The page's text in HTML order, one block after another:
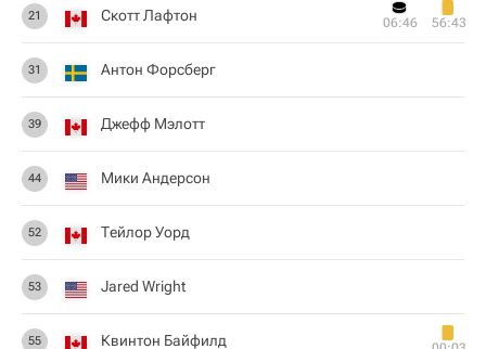
21 Скотт Лафтон 06:46 56:43
31 Антон Форсберг
39 Джефф Мэлотт
44 Мики Андерсон
52 Тейлор Уорд
53 Jared Wright
55 Квинтон Байфилд